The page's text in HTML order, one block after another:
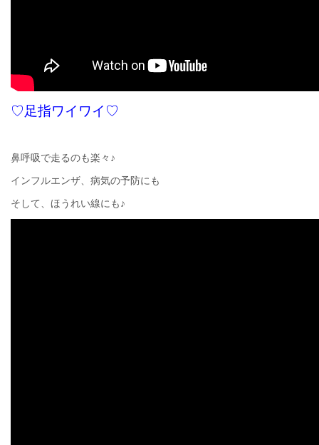
♡足指ワイワイ♡
鼻呼吸で走るのも楽々♪
インフルエンザ、病気の予防にも
そして、ほうれい線にも♪